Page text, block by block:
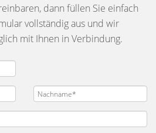
dann füllen Sie einfach
vollständig aus und wir
mit Ihnen in Verbindung.